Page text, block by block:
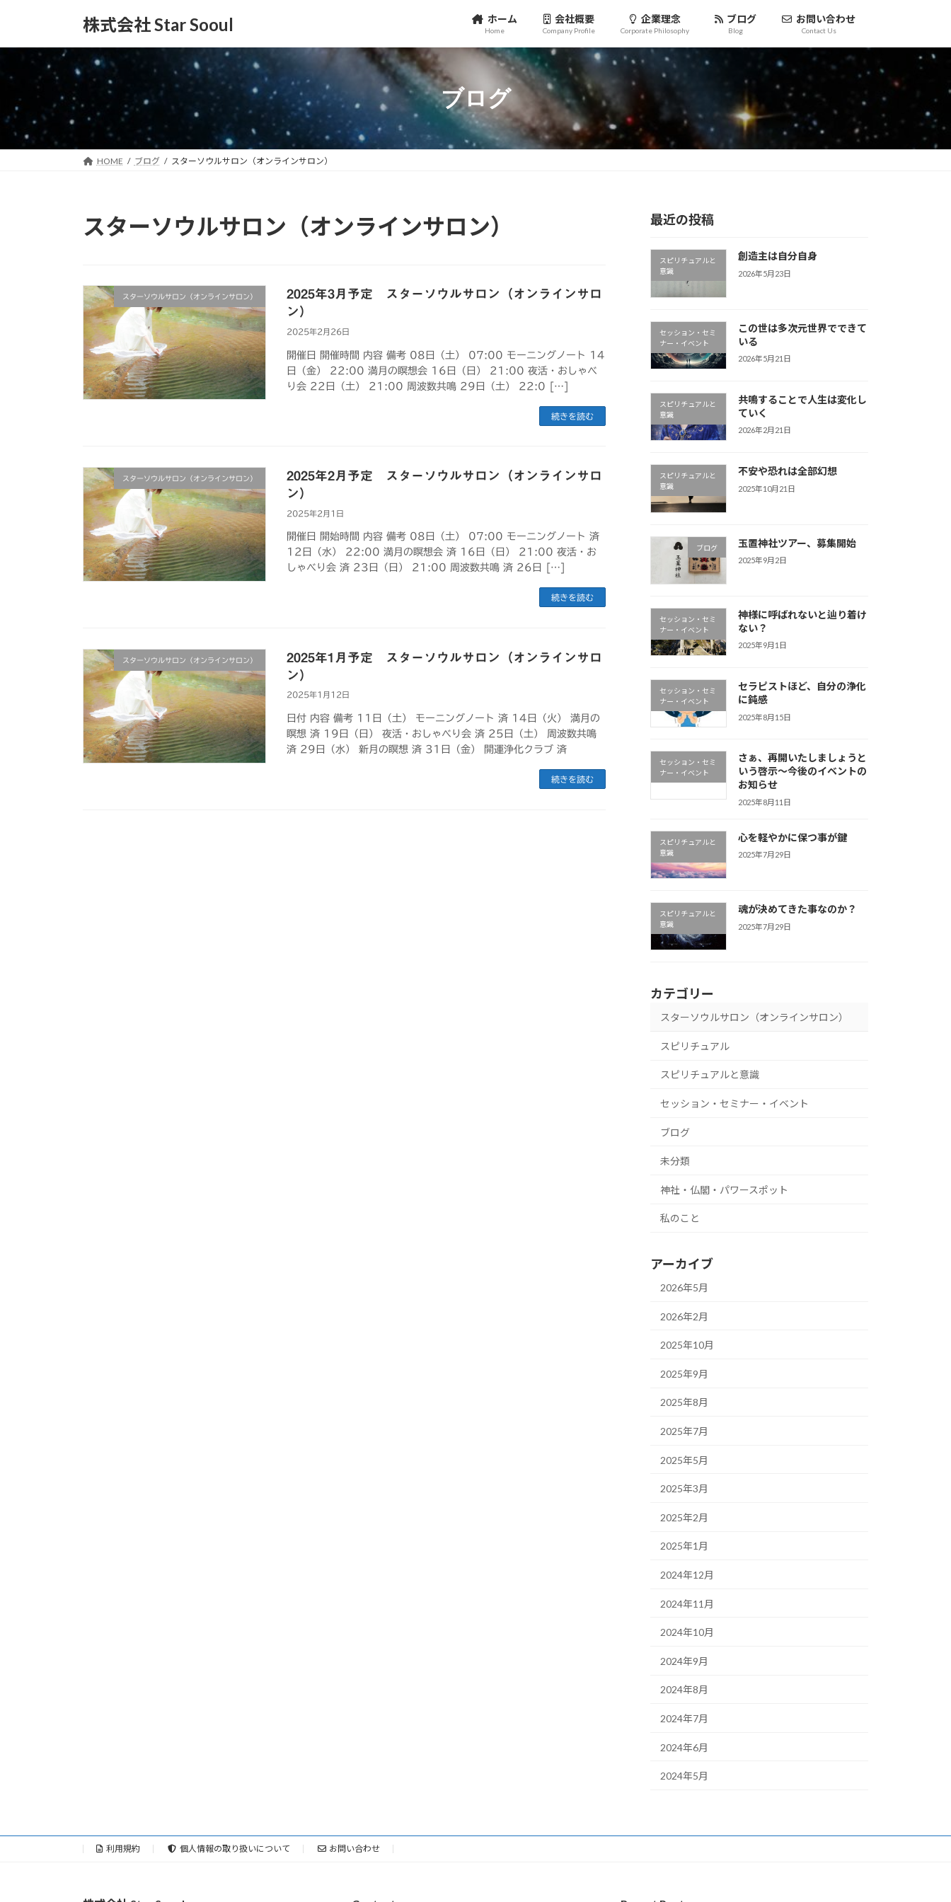
ツ
キ
シ
に
株式会社 Star Sooul ホーム
Home
会社概要
Company Profile
企業理念
Corporate Philosophy
ブログ
Blog
お問い合わせ
Contact Us
ブログ
HOME ブログ スターソウルサロン（オンラインサロン）
スターソウルサロン（オンラインサロン）
スターソウルサロン（オンラインサロン）
2025年3月予定 スターソウルサロン（オンラインサロ
ン）
2025年2月26日
開催日 開催時間 内容 備考 08日（土） 07:00 モーニングノート 14
日（金） 22:00 満月の瞑想会 16日（日） 21:00 夜活・おしゃべ
り会 22日（土） 21:00 周波数共鳴 29日（土） 22:0 […]
続きを読む
スターソウルサロン（オンラインサロン）
2025年2月予定 スターソウルサロン（オンラインサロ
ン）
2025年2月1日
開催日 開始時間 内容 備考 08日（土） 07:00 モーニングノート 済
12日（水） 22:00 満月の瞑想会 済 16日（日） 21:00 夜活・お
しゃべり会 済 23日（日） 21:00 周波数共鳴 済 26日 […]
続きを読む
スターソウルサロン（オンラインサロン）
2025年1月予定 スターソウルサロン（オンラインサロ
ン）
2025年1月12日
日付 内容 備考 11日（土） モーニングノート 済 14日（火） 満月の
瞑想 済 19日（日） 夜活・おしゃべり会 済 25日（土） 周波数共鳴
済 29日（水） 新月の瞑想 済 31日（金） 開運浄化クラブ 済
続きを読む
最近の投稿
スピリチュアルと
意識
創造主は自分自身
2026年5月23日
セッション・セミ
ナー・イベント
この世は多次元世界でできて
いる
2026年5月21日
スピリチュアルと
意識
共鳴することで人生は変化し
ていく
2026年2月21日
スピリチュアルと
意識
不安や恐れは全部幻想
2025年10月21日
ブログ 玉置神社ツアー、募集開始
2025年9月2日
セッション・セミ
ナー・イベント
神様に呼ばれないと辿り着け
ない？
2025年9月1日
セッション・セミ
ナー・イベント
セラピストほど、自分の浄化
に鈍感
2025年8月15日
セッション・セミ
ナー・イベント
さぁ、再開いたしましょうと
いう啓示〜今後のイベントの
お知らせ
2025年8月11日
スピリチュアルと
意識
心を軽やかに保つ事が鍵
2025年7月29日
スピリチュアルと
意識
魂が決めてきた事なのか？
2025年7月29日
カテゴリー
スターソウルサロン（オンラインサロン）
スピリチュアル
スピリチュアルと意識
セッション・セミナー・イベント
ブログ
未分類
神社・仏閣・パワースポット
私のこと
アーカイブ
2026年5月
2026年2月
2025年10月
2025年9月
2025年8月
2025年7月
2025年5月
2025年3月
2025年2月
2025年1月
2024年12月
2024年11月
2024年10月
2024年9月
2024年8月
2024年7月
2024年6月
2024年5月
利用規約 個人情報の取り扱いについて お問い合わせ